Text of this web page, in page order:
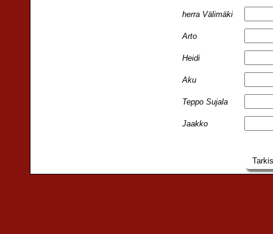
herra Välimäki
Arto
Heidi
Aku
Teppo Sujala
Jaakko